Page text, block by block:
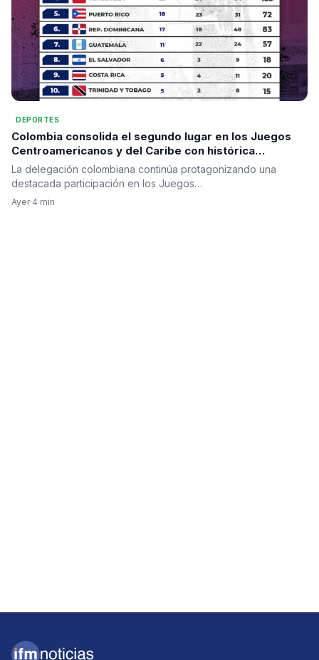
DEPORTES
Colombia consolida el segundo lugar en los Juegos
Centroamericanos y del Caribe con histórica
actuación de Ronal Longa
La delegación colombiana continúa protagonizando una
destacada participación en los Juegos…
Ayer·4 min